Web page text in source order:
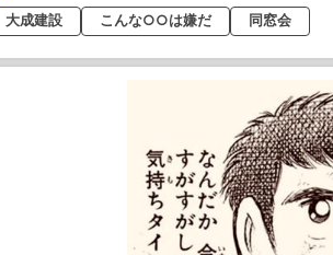
大成建設
こんな○○は嫌だ 同窓会